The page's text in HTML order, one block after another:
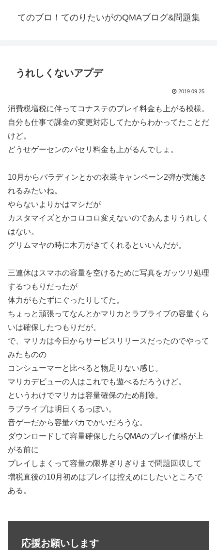
てのブロ！てのりたいがのQMAブログ&問題集
うれしくないアプデ
2019.09.25
消費税増税に伴ってコナステのプレイ料金も上がる模様。
自分も仕事で課金の変更対応してたからわかってたことだ
けど。
どうせゲーセンのパセリ料金も上がるんでしょ。
10月からパラディンとかの衣装キャンペーン2弾が実施さ
れるみたいね。
やらないよりかはマシだが
カスタマイズとかコロコロ変えないのであんまりうれしく
はない。
グリムマヤの時に木刀がきてくれるといいんだが。
三連休はスマホの容量を空けるために写真をガッツリ処理
するつもりだったが
体力がもたずにぐったりしてた。
ちょっと頑張ってなんとかマリカとラブライブの容量くら
いは確保したつもりだが。
で、マリカは今日からサービスリリースだったのでやって
みたものの
コンシューマーと比べると物足りない感じ。
マリカデビューの人はこれでも遊べるだろうけど。
というわけでマリカは容量確保のため削除。
ラブライブは明日くるっぽい。
音ゲーだから容量バカでかいだろうな。
ダウンロードして容量確保したらQMAのプレイ価格が上
がる前に
プレイしまくって容量の限界ぎりぎりまで問題回収して
増税直後の10月初めはプレイは控えめにしたいところで
ある。
応援お願いします